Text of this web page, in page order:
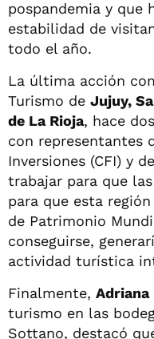
pospandemia y que
estabilidad de
todo el año.
La última acción
Turismo de Jujuy,
de La Rioja, hace
con representantes
Inversiones (CFI) y
trabajar para que
para que esta
de Patrimonio
conseguirse,
actividad turística
Finalmente, Adriana
turismo en las
Sottano, destacó